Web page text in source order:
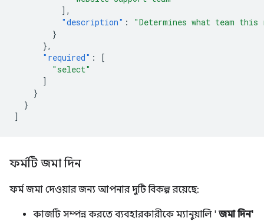
],
"description" :
"Determines what team
}
},
"required" :
[
"select"
]
}
}
]
ফর্মটি জমা দিন
ফর্ম জমা দেওয়ার জন্য আপনার দুটি বিকল্প রয়েছে:
কাজটি সম্পন্ন করতে ব্যবহারকারীকে ম্যানুয়ালি ' জমা দিন'